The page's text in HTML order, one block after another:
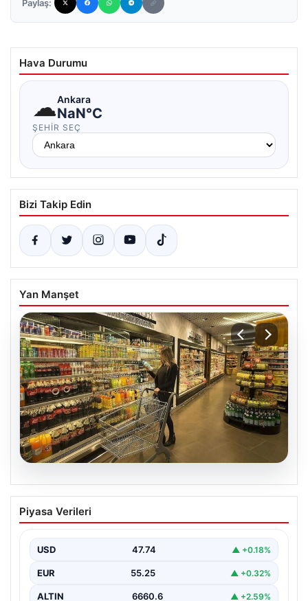
Paylaş:
Hava Durumu
☁Ankara
NaN°C
ŞEHIR SEÇ
Bizi Takip Edin
Yan Manşet
07.08.2026
Enflasyon verileri ne zaman
açıklanacak? 2026 TÜİK mart ayı
Piyasa Verileri
USD 47.74 ▲ +0.18%
EUR 55.25 ▲ +0.32%
ALTIN 6660.6 ▲ +2.59%